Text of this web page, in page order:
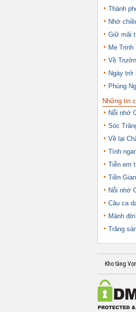
Thành
Nhớ
Giữ mãi
Mẹ Trịnh
Về
Ngày trở
Phùng
Những tin
Nỗi nhớ
Sóc
Về lại
Tình
Tiễn em
Tiền
Nỗi nhớ
Câu ca
Mảnh
Trăng
Kho tàng